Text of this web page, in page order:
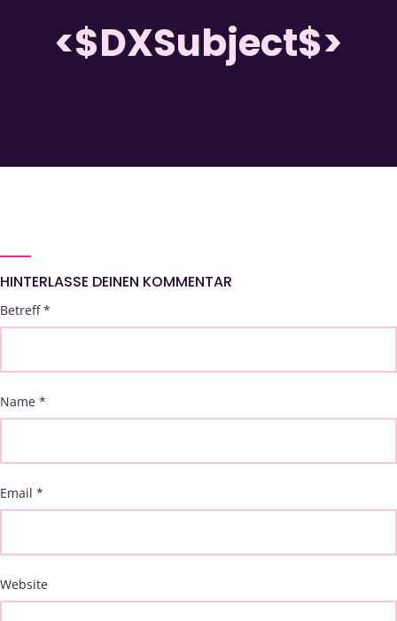
<$DXSubject$>
HINTERLASSE DEINEN KOMMENTAR
Betreff*
Name *
Email *
Website